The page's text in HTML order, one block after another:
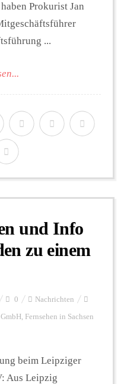
Prokurist Jan
...
und Info
zu einem
0 Nachrichten
, Fernsehen in Sachsen
beim Leipziger
Aus Leipzig